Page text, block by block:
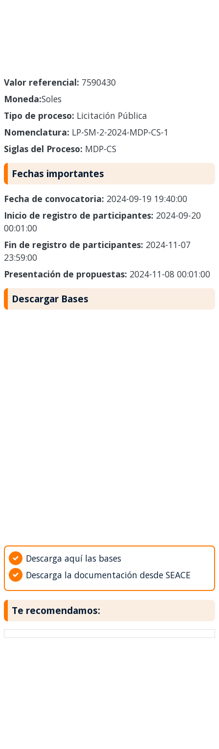
Valor referencial: 7590430
Moneda:Soles
Tipo de proceso: Licitación Pública
Nomenclatura: LP-SM-2-2024-MDP-CS-1
Siglas del Proceso: MDP-CS
Fechas importantes
Fecha de convocatoria: 2024-09-19 19:40:00
Inicio de registro de participantes: 2024-09-20
00:01:00
Fin de registro de participantes: 2024-11-07
23:59:00
Presentación de propuestas: 2024-11-08 00:01:00
Descargar Bases
Descarga aquí las bases
Descarga la documentación desde SEACE
Te recomendamos: